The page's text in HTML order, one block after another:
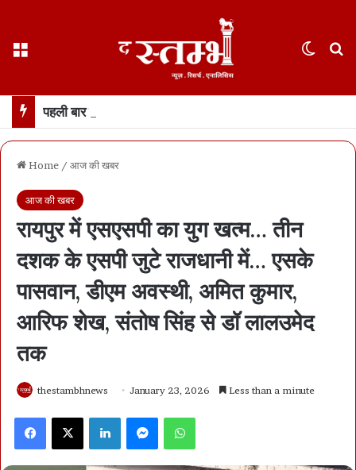
Home / आज की खबर
आज की खबर
रायपुर में एसएसपी का युग खत्म… तीन
दशक के एसपी जुटे राजधानी में… एसके
पासवान, डीएम अवस्थी, अमित कुमार,
आरिफ शेख, संतोष सिंह से डॉ लालउमेद
तक
thestambhnews January 23, 2026 Less than a minute
Facebook X LinkedIn